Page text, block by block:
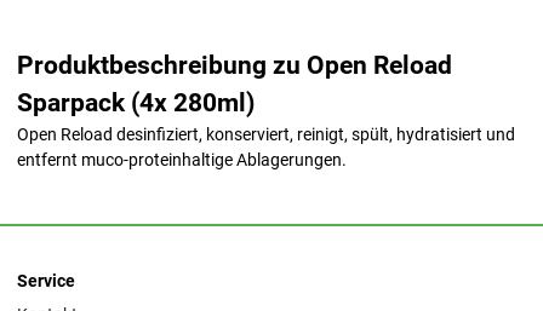
Produktbeschreibung zu Open Reload
Sparpack (4x 280ml)
Open Reload desinfiziert, konserviert, reinigt, spült, hydratisiert und
entfernt muco-proteinhaltige Ablagerungen.
Service